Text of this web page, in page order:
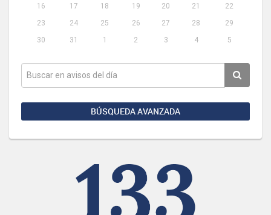
16
17 18 19 20 21
22
23
24 25 26 27 28
29
30
31 1 2 3 4 5
BÚSQUEDA AVANZADA